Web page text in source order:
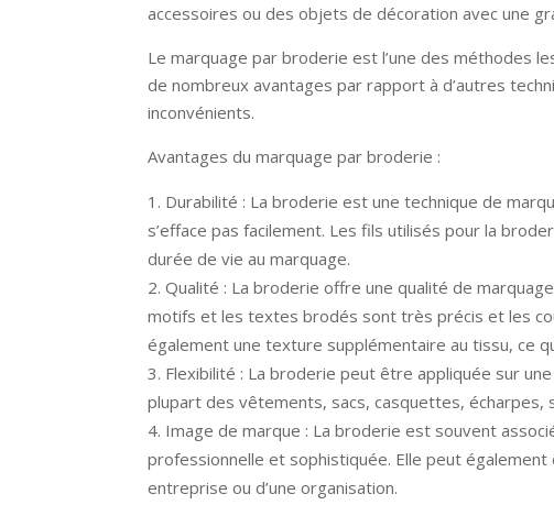
accessoires ou des objets de décoration avec une
Le marquage par broderie est l’une des méthodes
de nombreux avantages par rapport à d’autres
inconvénients.
Avantages du marquage par broderie :
Durabilité : La broderie est une technique de
s’efface pas facilement. Les fils utilisés pour la
durée de vie au marquage.
Qualité : La broderie offre une qualité de
motifs et les textes brodés sont très précis et les
également une texture supplémentaire au tissu, ce
Flexibilité : La broderie peut être appliquée sur
plupart des vêtements, sacs, casquettes,
Image de marque : La broderie est souvent
professionnelle et sophistiquée. Elle peut
entreprise ou d’une organisation.